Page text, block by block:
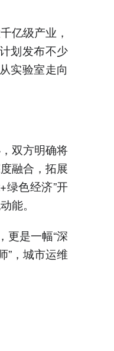
亿级产业，
划发布不少
实验室走向
双方明确将
融合，拓展
绿色经济”开
能。
更是一幅“深
”，城市运维